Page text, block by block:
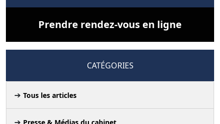
Prendre rendez-vous en ligne
CATÉGORIES
Tous les articles
Presse & Médias du cabinet